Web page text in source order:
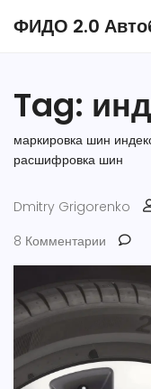
ФИДО 2.0
Tag:
маркировка шин
расшифровка шин
Dmitry Grigorenko
8 Комментарии